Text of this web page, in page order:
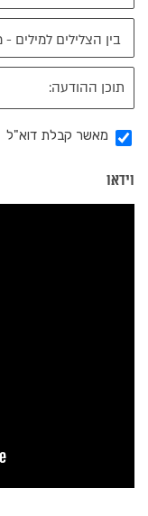
מאשר קבלת דוא"ל
וידאו